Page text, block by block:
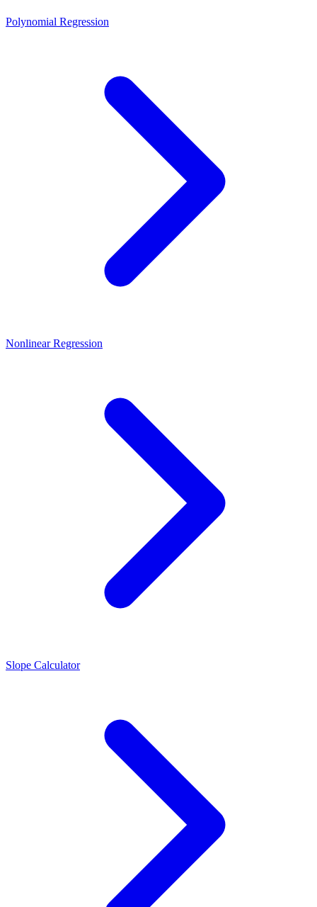
Polynomial Regression
Nonlinear Regression
Slope Calculator